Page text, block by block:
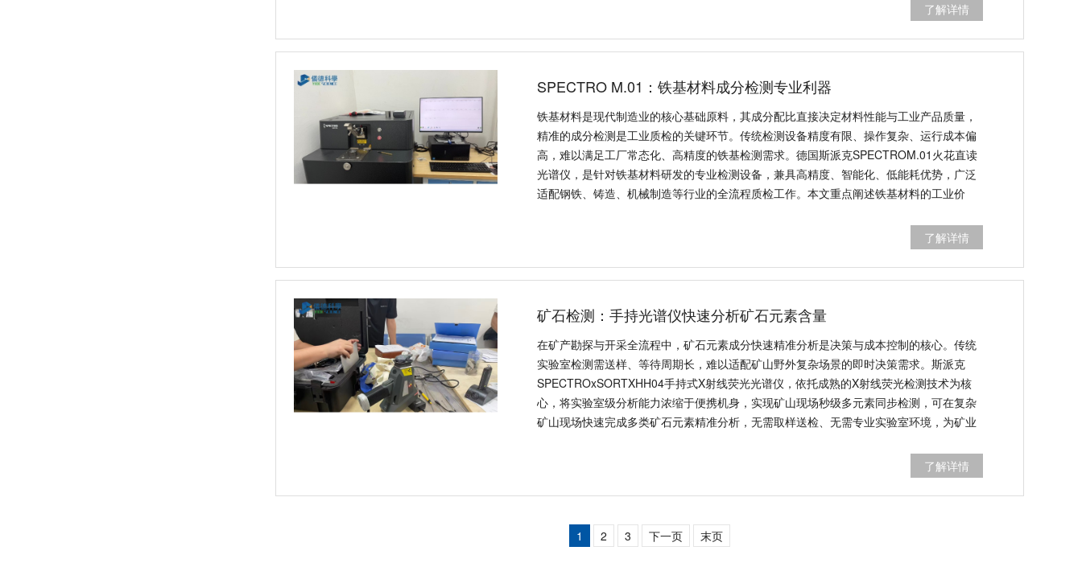
了解详情
SPECTRO M.01：铁基材料成分检测专业利器
铁基材料是现代制造业的核心基础原料，其成分配比直接决定材料性能与工业产品质量，
精准的成分检测是工业质检的关键环节。传统检测设备精度有限、操作复杂、运行成本偏
高，难以满足工厂常态化、高精度的铁基检测需求。德国斯派克SPECTROM.01火花直读
光谱仪，是针对铁基材料研发的专业检测设备，兼具高精度、智能化、低能耗优势，广泛
适配钢铁、铸造、机械制造等行业的全流程质检工作。本文重点阐述铁基材料的工业价
了解详情
矿石检测：手持光谱仪快速分析矿石元素含量
在矿产勘探与开采全流程中，矿石元素成分快速精准分析是决策与成本控制的核心。传统
实验室检测需送样、等待周期长，难以适配矿山野外复杂场景的即时决策需求。斯派克
SPECTROxSORTXHH04手持式X射线荧光光谱仪，依托成熟的X射线荧光检测技术为核
心，将实验室级分析能力浓缩于便携机身，实现矿山现场秒级多元素同步检测，可在复杂
矿山现场快速完成多类矿石元素精准分析，无需取样送检、无需专业实验室环境，为矿业
了解详情
1 2 3 下一页 末页